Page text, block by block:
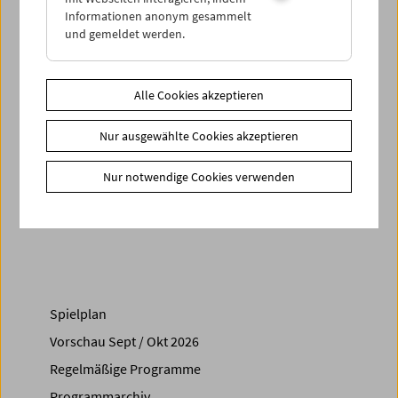
Eisberges liegt, beruht darauf, dass nur ein Achtel von ihm
über dem Wasser ist.“ (Ernest Hemingway)
Publikumsgespräche zur Verfügung.
Zusätzliche Materialien
Fotos2015 - In person: Jonathan Schwartz
Spielplan
Vorschau Sept / Okt 2026
Regelmäßige Programme
Informationen anonym gesammelt
und gemeldet werden.
Alle Cookies akzeptieren
Nur ausgewählte Cookies akzeptieren
Nur notwendige Cookies verwenden